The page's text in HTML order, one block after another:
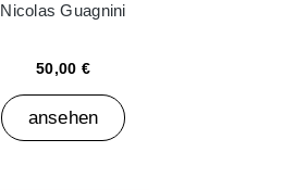
Nicolas Guagnini
50,00 €
ansehen